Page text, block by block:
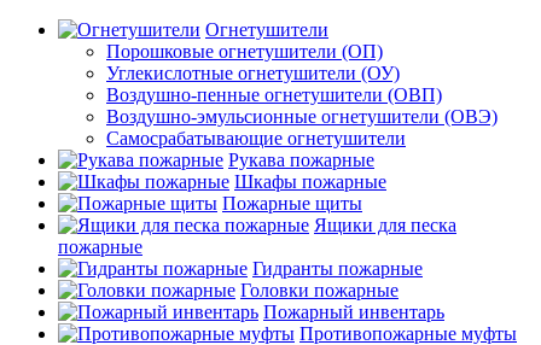
Огнетушители
Порошковые огнетушители (ОП)
Углекислотные огнетушители (ОУ)
Воздушно-пенные огнетушители (ОВП)
Воздушно-эмульсионные огнетушители (ОВЭ)
Самосрабатывающие огнетушители
Рукава пожарные
Шкафы пожарные
Пожарные щиты
Ящики для песка
пожарные
Гидранты пожарные
Головки пожарные
Пожарный инвентарь
Противопожарные муфты